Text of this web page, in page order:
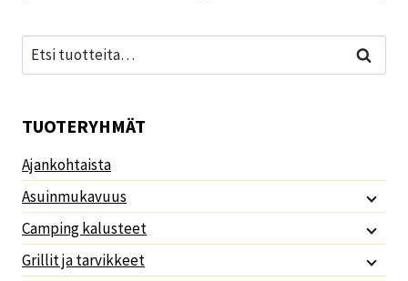
Etsi: Haku
TUOTERYHMÄT
Ajankohtaista
Asuinmukavuus
Camping kalusteet
Grillit ja tarvikkeet